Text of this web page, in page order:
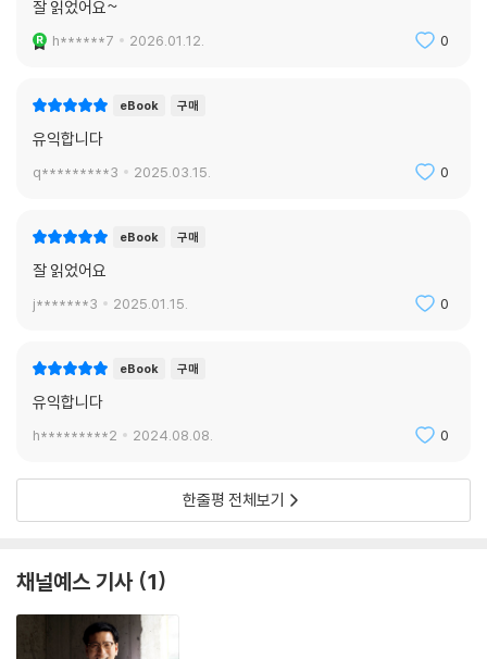
이다. 누수 현상이 발생한다든지 하수배관이 막히면 도배지 및 가구가 젖
고 물이 빠지지 않아서 악취를 유발한다. 본인이 거주한다면 수리할 때까
다. 시공할 때 문제가 될 만한 요소를 미리 없애는 방안을 강구해야 한다.
배관 자재도 돈을 아끼지 말고 좋은 품질의 제품을 쓰고, 향후 하자가 생겼
이중배관으로 시공을 하는 추세다. 전기공사 때 주름관 안에 전선을 넣어
불편 없이 배관 교체가 가능하다는 이점이 있다.
--- p.115
주방의 타일을 희소성 있는 타일로 골랐다면, 나중에 하자가 생겼을 때를
한 타일은 피하는 것이 좋다. 금방 싫증을 느낄 수 있어서다. 주방 타일을
붙일 때는 반드시 싱크대 및 주방 가구의 크기 등을 감안해서 여유 있게 시
되는 곳을 벽면에 표시하고, 타일 마감선을 그려놓으라고 하면 타일 작업
의 줄눈 시공을 하고, 그 사이에 메지를 꼼꼼하게 발라 마감한다. 특히 주방
은 석고 위에 건식으로 본드 붙임을 하는 경우 많다. 이때 타일 메지가 떨어
--- p.130
지붕은 외관을 꾸미는 역할뿐 아니라 건물을 눈과 비로부터 막아주고 햇볕
을 차단하는 역할을 한다. 이런 역할로 인해 지역과 자연 환경에 따라 지붕
잘 읽었어요~
h******7 2026.01.12. 0
eBook 구매
유익합니다
q*********3 2025.03.15. 0
eBook 구매
잘 읽었어요
j*******3 2025.01.15. 0
eBook 구매
유익합니다
h*********2 2024.08.08. 0
한줄평 전체보기
채널예스 기사 1